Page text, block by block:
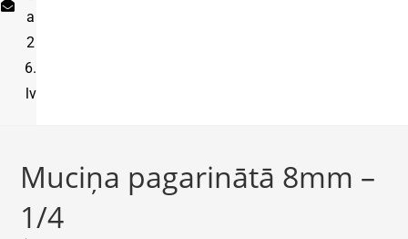
a
2
6.
lv
Muciņa pagarinātā 8mm –
1/4